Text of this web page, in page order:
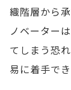
織階層から
ノベーター
てしまう恐
易に着手で